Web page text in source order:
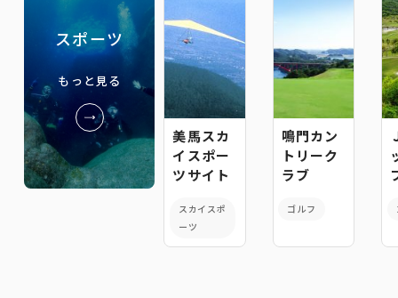
スポーツ
もっと見る
美馬スカ
イスポー
ツサイト
スカイスポ
ーツ
鳴門カン
トリーク
ラブ
ゴルフ